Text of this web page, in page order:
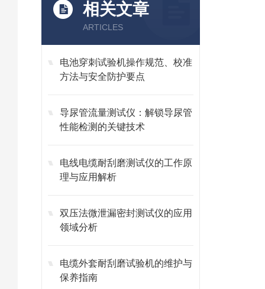
相关文章
ARTICLES
电池穿刺试验机操作规范、校准
方法与安全防护要点
导尿管流量测试仪：解锁导尿管
性能检测的关键技术
电线电缆耐刮磨测试仪的工作原
理与应用解析
双压法微泄漏密封测试仪的应用
领域分析
电缆外套耐刮磨试验机的维护与
保养指南